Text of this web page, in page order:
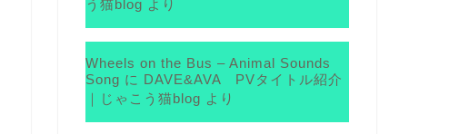
う猫blog より
Wheels on the Bus – Animal Sounds
Song に DAVE&AVA PVタイトル紹介
｜じゃこう猫blog より